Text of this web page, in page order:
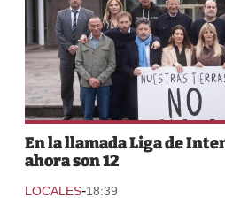
En la llamada Liga de
ahora son 12
LOCALES-18:39